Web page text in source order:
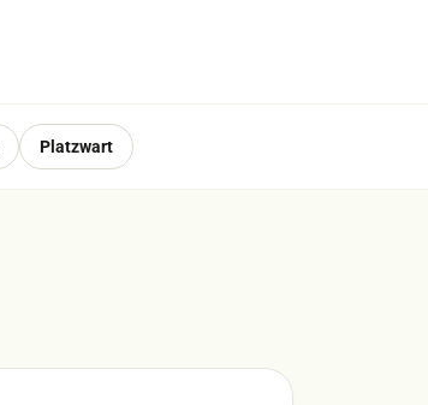
Platzwart